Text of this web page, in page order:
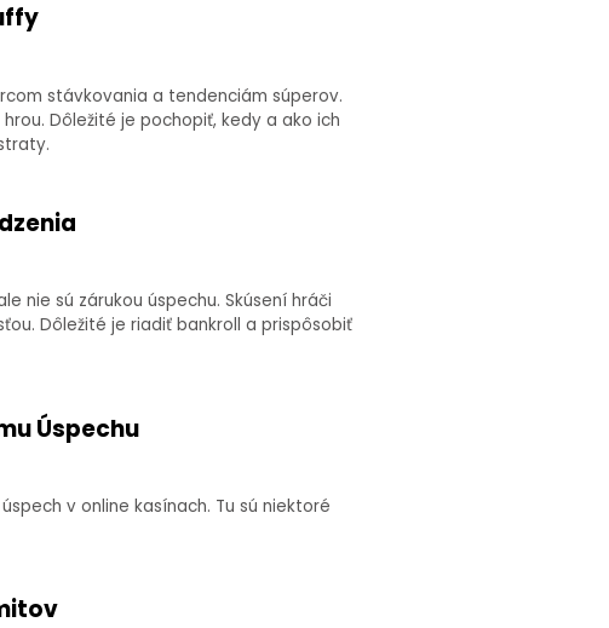
stávkovania a tendenciám súperov.
Dôležité je pochopiť, kedy a ako ich
nie sú zárukou úspechu. Skúsení hráči
Dôležité je riadiť bankroll a prispôsobiť
Úspechu
v online kasínach. Tu sú niektoré